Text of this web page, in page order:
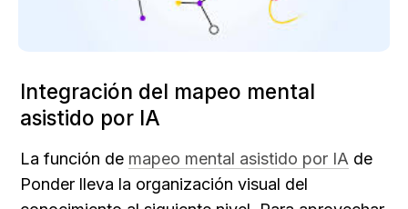
Integración del mapeo mental
asistido por IA
La función de mapeo mental asistido por IA de
Ponder lleva la organización visual del